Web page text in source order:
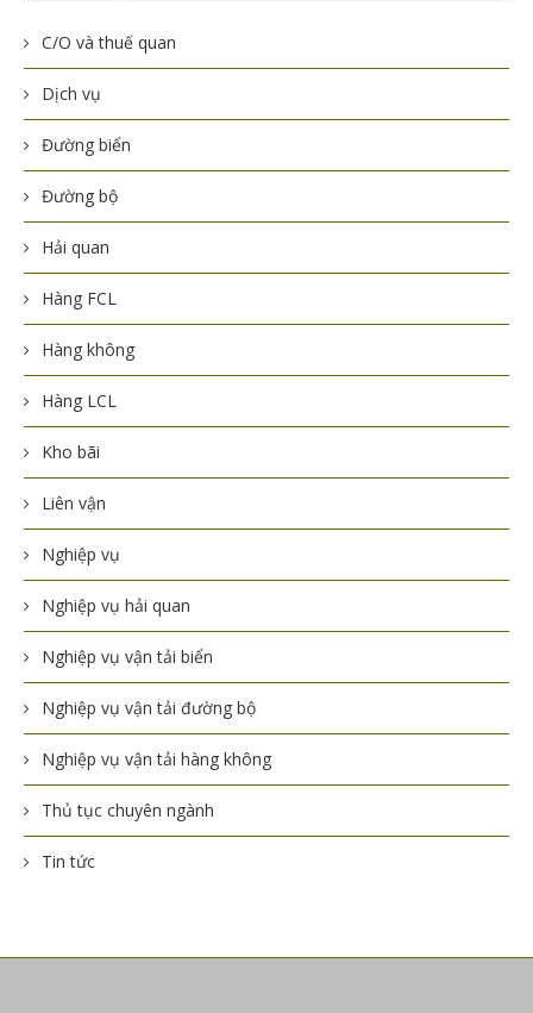
C/O và thuế quan
Dịch vụ
Đường biển
Đường bộ
Hải quan
Hàng FCL
Hàng không
Hàng LCL
Kho bãi
Liên vận
Nghiệp vụ
Nghiệp vụ hải quan
Nghiệp vụ vận tải biển
Nghiệp vụ vận tải đường bộ
Nghiệp vụ vận tải hàng không
Thủ tục chuyên ngành
Tin tức